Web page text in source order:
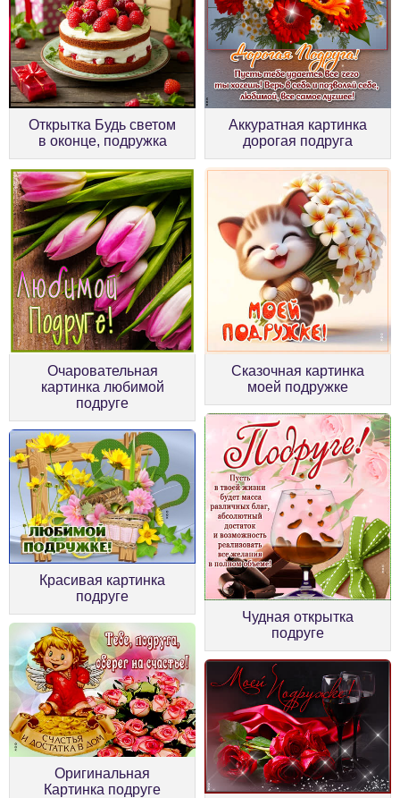
Открытка Будь светом
в оконце, подружка
Аккуратная картинка
дорогая подруга
Очаровательная
картинка любимой
подруге
Сказочная картинка
моей подружке
Красивая картинка
подруге
Чудная открытка
подруге
Оригинальная
Картинка подруге